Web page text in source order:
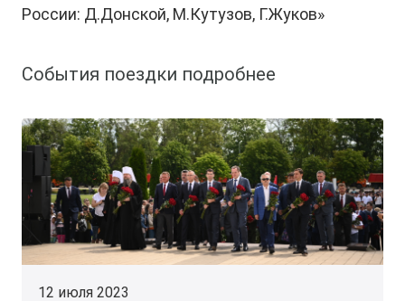
России: Д.Донской, М.Кутузов, Г.Жуков»
События поездки подробнее
12 июля 2023